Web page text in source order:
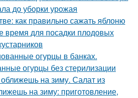
до уборки урожая
как правильно сажать яблоню
время для посадки плодовых
огурцы в банках.
огурцы без стерилизации
на зиму. Салат из
на зиму: приготовление,